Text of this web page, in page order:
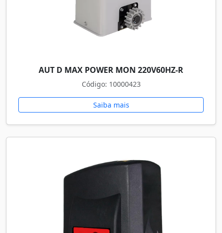
AUT D MAX POWER MON 220V60HZ-R
Código: 10000423
Saiba mais